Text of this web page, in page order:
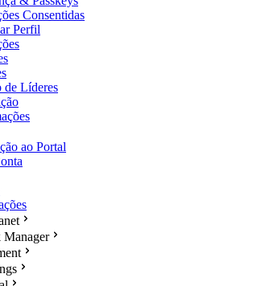
Consentidas
Perfil
de Líderes
ao Portal